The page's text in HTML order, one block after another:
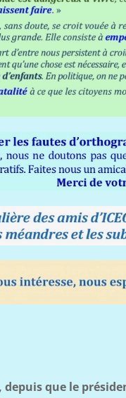
depuis que le